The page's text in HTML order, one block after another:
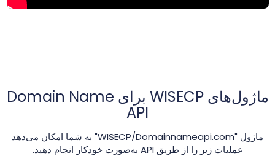
ماژول‌های WISECP برای Domain Name
API
ماژول "WISECP/Domainnameapi.com" به شما امکان می‌دهد
عملیات زیر را از طریق API به‌صورت خودکار انجام دهید.